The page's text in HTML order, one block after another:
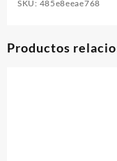
SKU: 485e8eeae768
Productos